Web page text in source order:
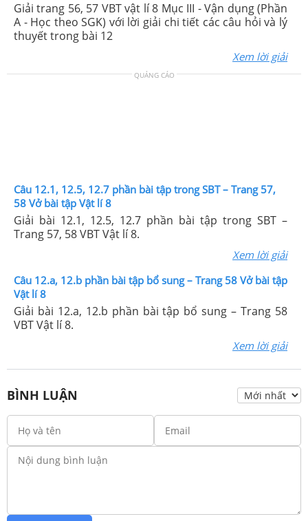
Giải trang 56, 57 VBT vật lí 8 Mục III - Vận dụng (Phần
A - Học theo SGK) với lời giải chi tiết các câu hỏi và lý
thuyết trong bài 12
Xem lời giải
QUẢNG CÁO
Câu 12.1, 12.5, 12.7 phần bài tập trong SBT – Trang 57,
58 Vở bài tập Vật lí 8
Giải bài 12.1, 12.5, 12.7 phần bài tập trong SBT –
Trang 57, 58 VBT Vật lí 8.
Xem lời giải
Câu 12.a, 12.b phần bài tập bổ sung – Trang 58 Vở bài tập
Vật lí 8
Giải bài 12.a, 12.b phần bài tập bổ sung – Trang 58
VBT Vật lí 8.
Xem lời giải
BÌNH LUẬN